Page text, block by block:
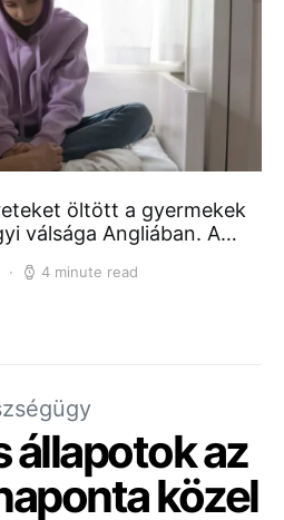
öltött a gyermekek
válsága Angliában. A…
4 minute read
állapotok az
közel